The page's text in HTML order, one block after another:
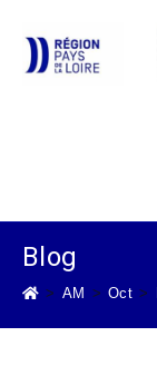
Blog
> AM > Oct >